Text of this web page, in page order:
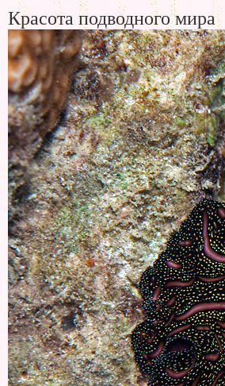
Красота подводного мира